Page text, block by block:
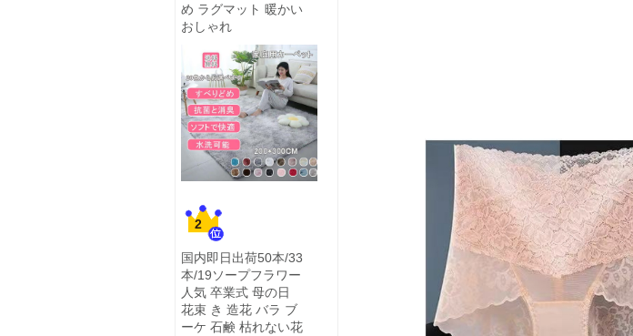
め ラグマット 暖かい
おしゃれ
2
国内即日出荷50本/33
本/19ソープフラワー
人気 卒業式 母の日
花束 き 造花 バラ ブ
ーケ 石鹸 枯れない花